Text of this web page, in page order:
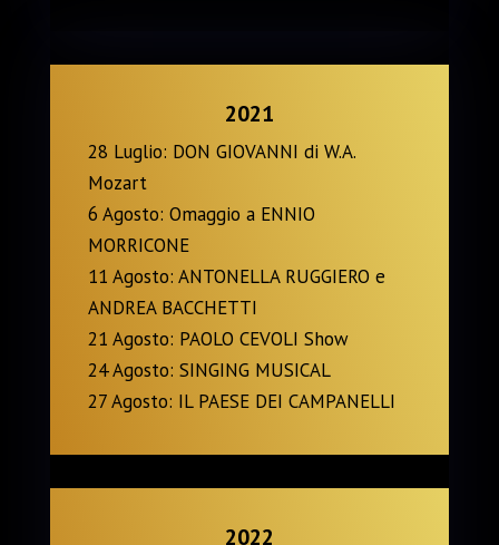
2021
28 Luglio: DON GIOVANNI di W.A.
Mozart
6 Agosto: Omaggio a ENNIO
MORRICONE
11 Agosto: ANTONELLA RUGGIERO e
ANDREA BACCHETTI
21 Agosto: PAOLO CEVOLI Show
24 Agosto: SINGING MUSICAL
27 Agosto: IL PAESE DEI CAMPANELLI
2022